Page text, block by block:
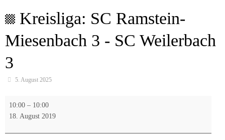
Kreisliga: SC Ramstein-
Miesenbach 3 - SC Weilerbach
3
5. August 2025
Kreisliga:
SC
Miesenbach
10:00 – 10:00
18. August 2019